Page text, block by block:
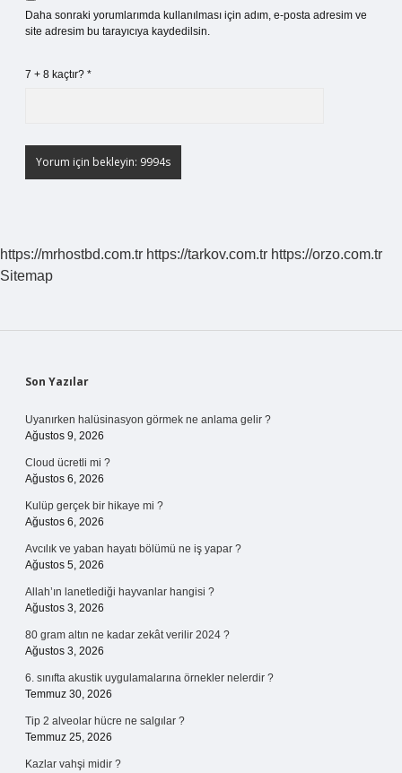
Daha sonraki yorumlarımda kullanılması için adım, e-posta adresim ve
site adresim bu tarayıcıya kaydedilsin.
7 + 8 kaçtır? *
https://mrhostbd.com.tr https://tarkov.com.tr https://orzo.com.tr
Sitemap
Sidebar
Son Yazılar
Uyanırken halüsinasyon görmek ne anlama gelir ?
Ağustos 9, 2026
Cloud ücretli mi ?
Ağustos 6, 2026
Kulüp gerçek bir hikaye mi ?
Ağustos 6, 2026
Avcılık ve yaban hayatı bölümü ne iş yapar ?
Ağustos 5, 2026
Allah’ın lanetlediği hayvanlar hangisi ?
Ağustos 3, 2026
80 gram altın ne kadar zekât verilir 2024 ?
Ağustos 3, 2026
6. sınıfta akustik uygulamalarına örnekler nelerdir ?
Temmuz 30, 2026
Tip 2 alveolar hücre ne salgılar ?
Temmuz 25, 2026
Kazlar vahşi midir ?